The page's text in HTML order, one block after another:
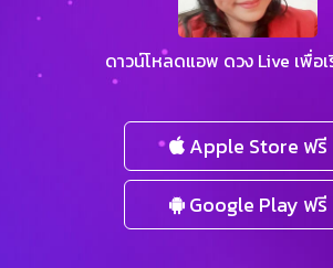
ดาวน์โหลดแอพ ดวง Live เพื่อ
Apple Store ฟรี
Google Play ฟรี